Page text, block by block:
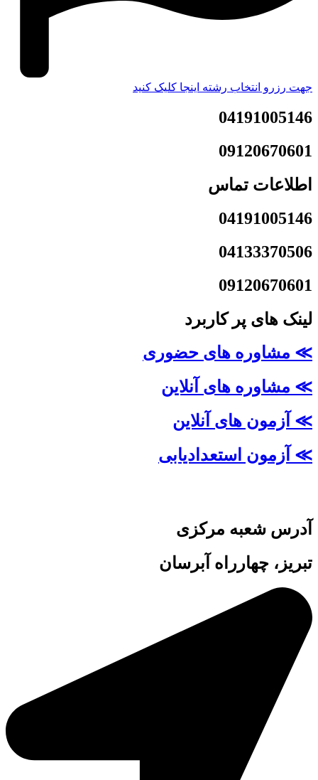
جهت رزرو انتخاب رشته اینجا کلیک کنید
04191005146
09120670601
اطلاعات تماس
04191005146
04133370506
09120670601
لینک های پر کاربرد
≫ مشاوره های حضوری
≫ مشاوره های آنلاین
≫ آزمون های آنلاین
≫ آزمون استعدادیابی
آدرس شعبه مرکزی
تبریز، چهارراه آبرسان